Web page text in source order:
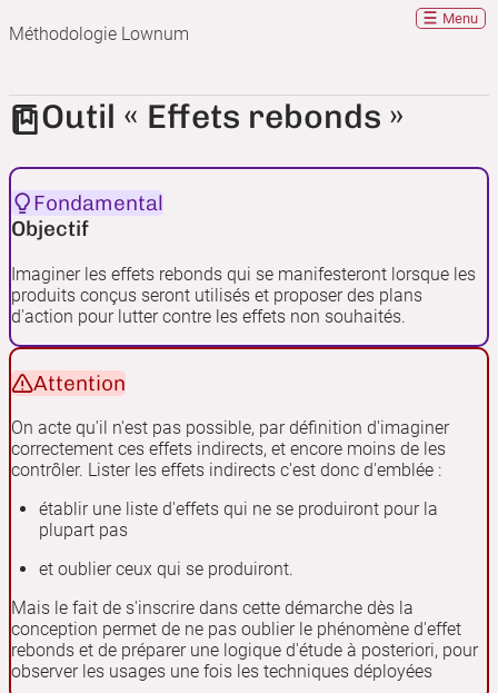
Méthodologie Lownum
Menu
Outil « Effets rebonds »
Fondamental
Objectif
Imaginer les effets rebonds qui se manifesteront lorsque les
produits conçus seront utilisés et proposer des plans
d'action pour lutter contre les effets non souhaités.
Attention
On acte qu'il n'est pas possible, par définition d'imaginer
correctement ces effets indirects, et encore moins de les
contrôler. Lister les effets indirects c'est donc d'emblée :
établir une liste d'effets qui ne se produiront pour la
plupart pas
et oublier ceux qui se produiront.
Mais le fait de s'inscrire dans cette démarche dès la
conception permet de ne pas oublier le phénomène d'effet
rebonds et de préparer une logique d'étude à posteriori, pour
observer les usages une fois les techniques déployées